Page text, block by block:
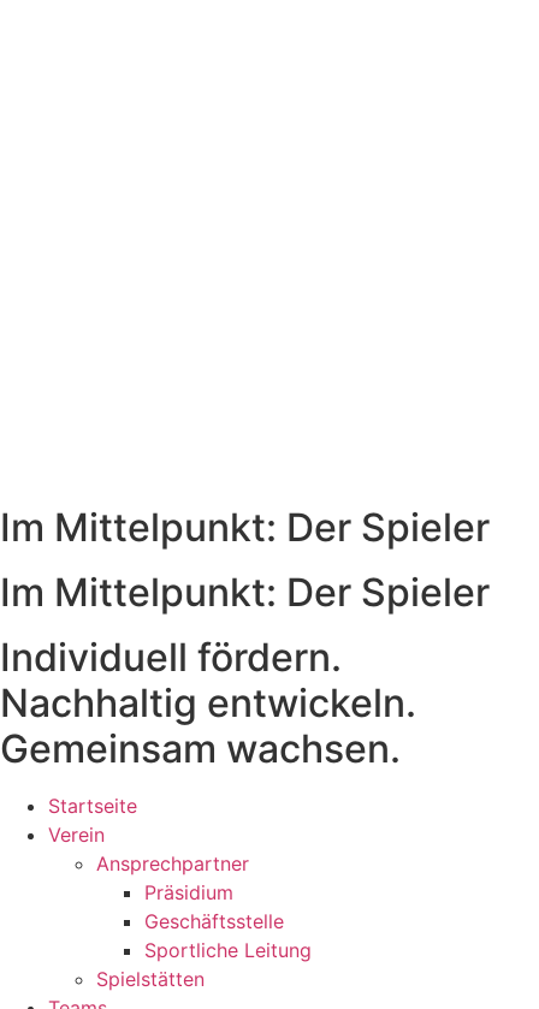
Im Mittelpunkt: Der Spieler
Im Mittelpunkt: Der Spieler
Individuell fördern.
Nachhaltig entwickeln.
Gemeinsam wachsen.
Startseite
Verein
Ansprechpartner
Präsidium
Geschäftsstelle
Sportliche Leitung
Spielstätten